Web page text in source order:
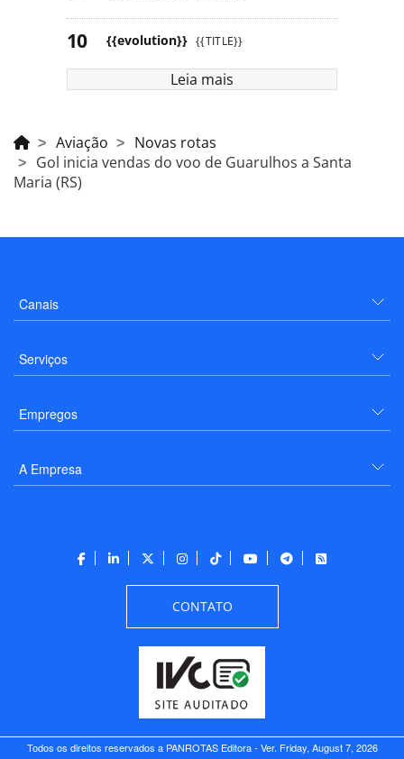
{{evolution}} {{TITLE}}
Leia mais
Aviação
Novas rotas
Gol inicia vendas do voo de Guarulhos a Santa
Maria (RS)
Canais
Serviços
Empregos
A Empresa
CONTATO
Todos os direitos reservados a PANROTAS Editora - Ver. Friday, August 7, 2026